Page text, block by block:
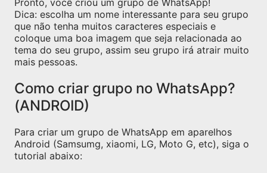
Pronto, você criou um grupo de WhatsApp!
Dica: escolha um nome interessante para seu grupo
que não tenha muitos caracteres especiais e
coloque uma boa imagem que seja relacionada ao
tema do seu grupo, assim seu grupo irá atrair muito
mais pessoas.
Como criar grupo no WhatsApp?
(ANDROID)
Para criar um grupo de WhatsApp em aparelhos
Android (Samsumg, xiaomi, LG, Moto G, etc), siga o
tutorial abaixo: